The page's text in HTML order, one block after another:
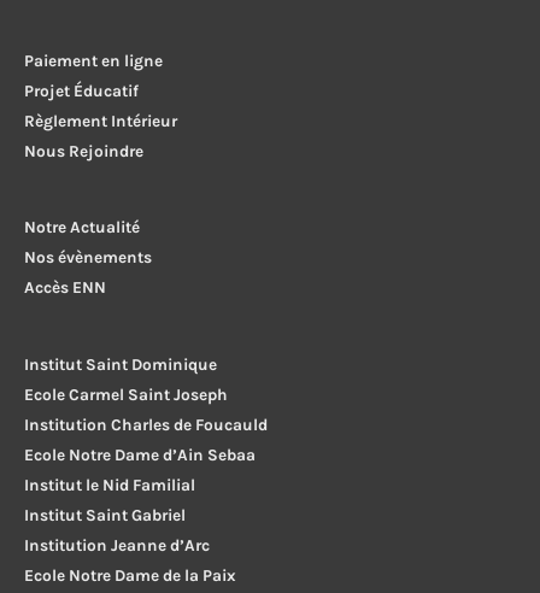
Paiement en ligne
Projet Éducatif
Règlement Intérieur
Nous Rejoindre
Notre Actualité
Nos évènements
Accès ENN
Institut Saint Dominique
Ecole Carmel Saint Joseph
Institution Charles de Foucauld
Ecole Notre Dame d’Ain Sebaa
Institut le Nid Familial
Institut Saint Gabriel
Institution Jeanne d’Arc
Ecole Notre Dame de la Paix